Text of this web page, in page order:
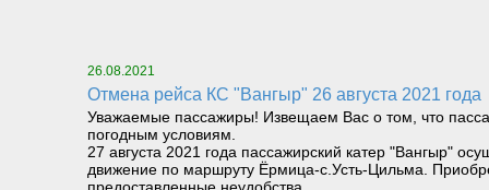
26.08.2021
Отмена рейса КС "Вангыр" 26 августа 2021 года
Уважаемые пассажиры! Извещаем Вас о том, что
погодным условиям.
27 августа 2021 года пассажирский катер "Вангыр"
движение по маршруту Ёрмица-с.Усть-Цильма.